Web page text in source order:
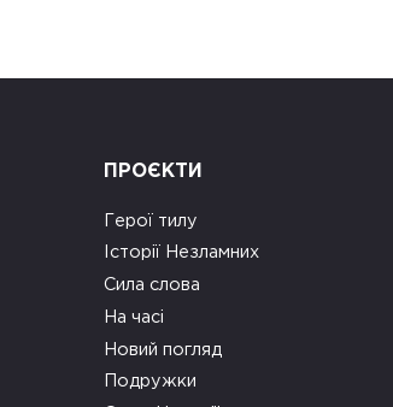
ПРОЄКТИ
Герої тилу
Історії Незламних
Сила слова
На часі
Новий погляд
Подружки